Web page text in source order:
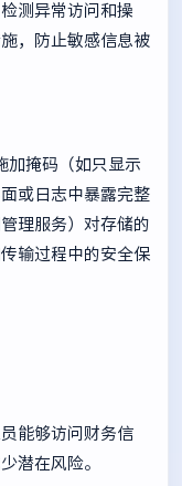
测异常访问和操
，防止敏感信息被
加掩码（如只显示
或日志中暴露完整
理服务）对存储的
输过程中的安全保
能够访问财务信
潜在风险。